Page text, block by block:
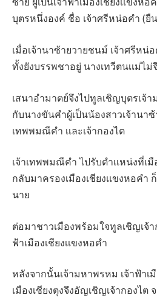
บุตรหนึ่งองค์ ชื่อ เจ้าศรีหน่อคำ (ยื
เมื่อเจ้านาซ้ายวายชนม์ เจ้าศรีหน่
ทั้งยังบรรพชาอยู่ นางเทวีตนเเม่ไ
เสนาอำมาตย์จึงไปทูลเชิญบุตรเจ้
กับนางขันคำผู้เป็นน้องสาวเจ้านาซ้
เทพพมณีคำ เเละเจ้ากองไต
เจ้าเทพพมณีคำ ไปรับตำเเหน่งที่เ
กลับมาครองเมืองเชียงเเขงหอคำ
นาย
ต่อมาชาวเมืองพร้อมใจทูลเชิญเจ้
ฟ้าเมืองเชียงเเขงหอคำ
หลังจากนั้นเจ้ามหาพรหม เจ้าฟ้าเ
เมืองเชียงตุงจึงอัญเชิญเจ้ากองไต